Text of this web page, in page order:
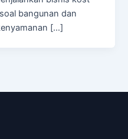
bangunan dan
[…]